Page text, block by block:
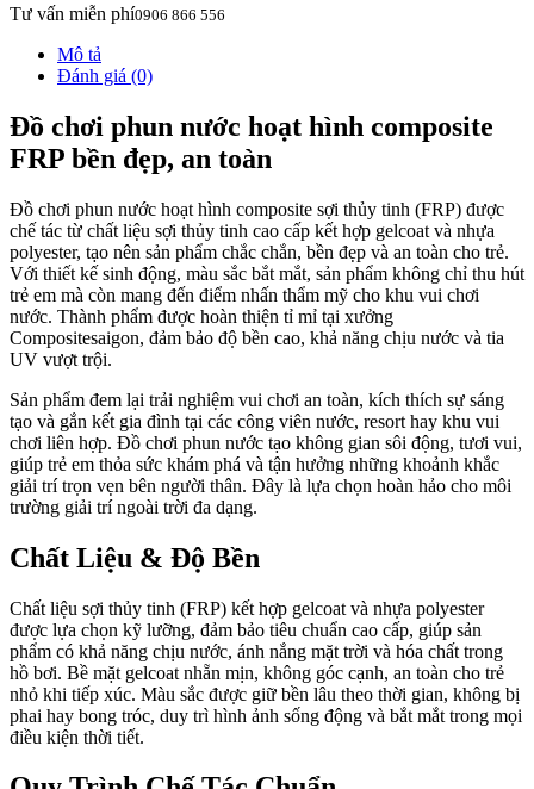
Tư vấn miễn phí0906 866 556
Mô tả
Đánh giá (0)
Đồ chơi phun nước hoạt hình composite
FRP bền đẹp, an toàn
Đồ chơi phun nước hoạt hình composite sợi thủy tinh (FRP) được
chế tác từ chất liệu sợi thủy tinh cao cấp kết hợp gelcoat và nhựa
polyester, tạo nên sản phẩm chắc chắn, bền đẹp và an toàn cho trẻ.
Với thiết kế sinh động, màu sắc bắt mắt, sản phẩm không chỉ thu hút
trẻ em mà còn mang đến điểm nhấn thẩm mỹ cho khu vui chơi
nước. Thành phẩm được hoàn thiện tỉ mỉ tại xưởng
Compositesaigon, đảm bảo độ bền cao, khả năng chịu nước và tia
UV vượt trội.
Sản phẩm đem lại trải nghiệm vui chơi an toàn, kích thích sự sáng
tạo và gắn kết gia đình tại các công viên nước, resort hay khu vui
chơi liên hợp. Đồ chơi phun nước tạo không gian sôi động, tươi vui,
giúp trẻ em thỏa sức khám phá và tận hưởng những khoảnh khắc
giải trí trọn vẹn bên người thân. Đây là lựa chọn hoàn hảo cho môi
trường giải trí ngoài trời đa dạng.
Chất Liệu & Độ Bền
Chất liệu sợi thủy tinh (FRP) kết hợp gelcoat và nhựa polyester
được lựa chọn kỹ lưỡng, đảm bảo tiêu chuẩn cao cấp, giúp sản
phẩm có khả năng chịu nước, ánh nắng mặt trời và hóa chất trong
hồ bơi. Bề mặt gelcoat nhẵn mịn, không góc cạnh, an toàn cho trẻ
nhỏ khi tiếp xúc. Màu sắc được giữ bền lâu theo thời gian, không bị
phai hay bong tróc, duy trì hình ảnh sống động và bắt mắt trong mọi
điều kiện thời tiết.